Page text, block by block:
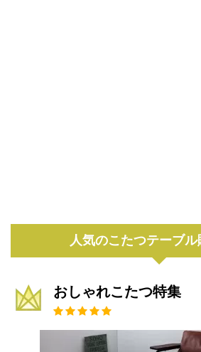
人気のこたつテーブル
おしゃれこたつ特集